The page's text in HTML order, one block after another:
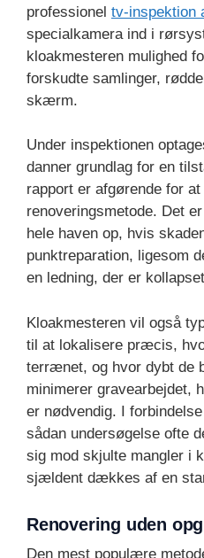
professionel tv-inspektion
specialkamera ind i
kloakmesteren mulighed
forskudte samlinger,
skærm.
Under inspektionen
danner grundlag for en
rapport er afgørende for
renoveringsmetode. Det
hele haven op, hvis
punktreparation, ligesom
en ledning, der er
Kloakmesteren vil også
til at lokalisere præcis,
terrænet, og hvor dybt de
minimerer gravearbejdet,
er nødvendig. I
sådan undersøgelse ofte
sig mod skjulte mangler i
sjældent dækkes af en
Renovering uden
Den mest populære